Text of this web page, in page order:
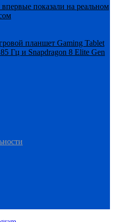
показали на реальном
планшет Gaming Tablet
Гц и Snapdragon 8 Elite Gen